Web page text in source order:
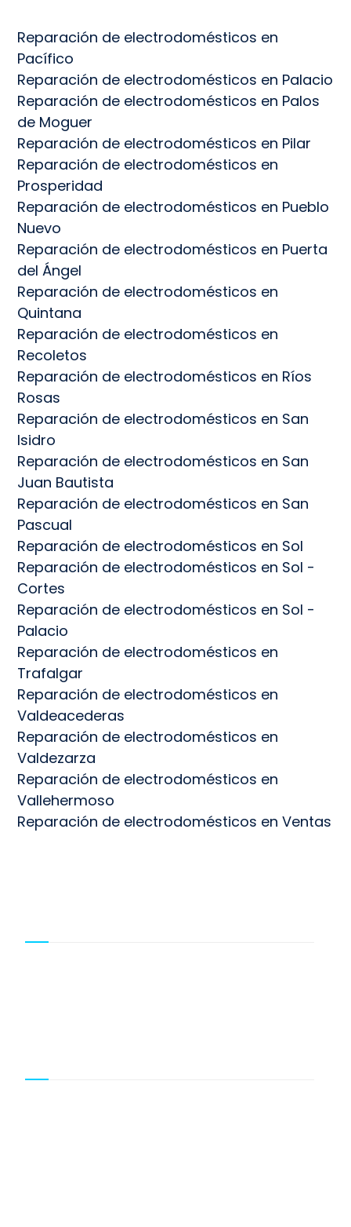
Reparación de electrodomésticos en
Pacífico
Reparación de electrodomésticos en Palacio
Reparación de electrodomésticos en Palos
de Moguer
Reparación de electrodomésticos en Pilar
Reparación de electrodomésticos en
Prosperidad
Reparación de electrodomésticos en Pueblo
Nuevo
Reparación de electrodomésticos en Puerta
del Ángel
Reparación de electrodomésticos en
Quintana
Reparación de electrodomésticos en
Recoletos
Reparación de electrodomésticos en Ríos
Rosas
Reparación de electrodomésticos en San
Isidro
Reparación de electrodomésticos en San
Juan Bautista
Reparación de electrodomésticos en San
Pascual
Reparación de electrodomésticos en Sol
Reparación de electrodomésticos en Sol -
Cortes
Reparación de electrodomésticos en Sol -
Palacio
Reparación de electrodomésticos en
Trafalgar
Reparación de electrodomésticos en
Valdeacederas
Reparación de electrodomésticos en
Valdezarza
Reparación de electrodomésticos en
Vallehermoso
Reparación de electrodomésticos en Ventas